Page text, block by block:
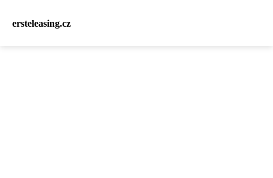
ersteleasing.cz